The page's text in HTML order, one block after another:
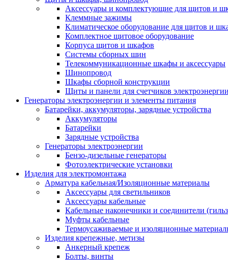
Аксессуары и комплектующие для щитов и
Клеммные зажимы
Климатическое оборудование для щитов и
Комплектное щитовое оборудование
Корпуса щитов и шкафов
Системы сборных шин
Телекоммуникационные шкафы и аксессуары
Шинопровод
Шкафы сборной конструкции
Щиты и панели для счетчиков электроэнергии
Генераторы электроэнергии и элементы питания
Батарейки, аккумуляторы, зарядные устройства
Аккумуляторы
Батарейки
Зарядные устройства
Генераторы электроэнергии
Бензо-дизельные генераторы
Фотоэлектрические установки
Изделия для электромонтажа
Арматура кабельная/Изоляционные материалы
Аксессуары для светильников
Аксессуары кабельные
Кабельные наконечники и соединители
Муфты кабельные
Термоусаживаемые и изоляционные
Изделия крепежные, метизы
Анкерный крепеж
Болты, винты